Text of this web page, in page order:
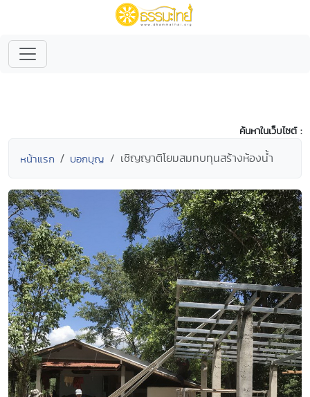
ค้นหาในเว็บไซต์ :
หน้าแรก บอกบุญ เชิญญาติโยมสมทบทุนสร้างห้องน้ำ